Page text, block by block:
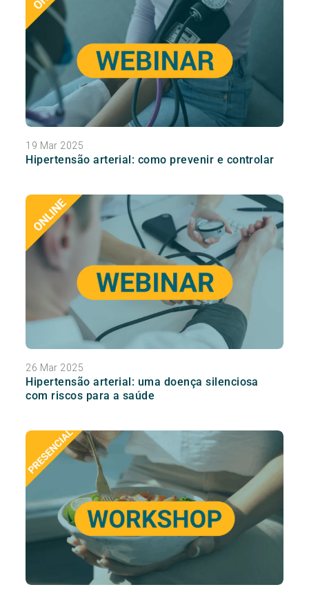
19 Mar 2025
Hipertensão arterial: como prevenir e controlar
26 Mar 2025
Hipertensão arterial: uma doença silenciosa
com riscos para a saúde